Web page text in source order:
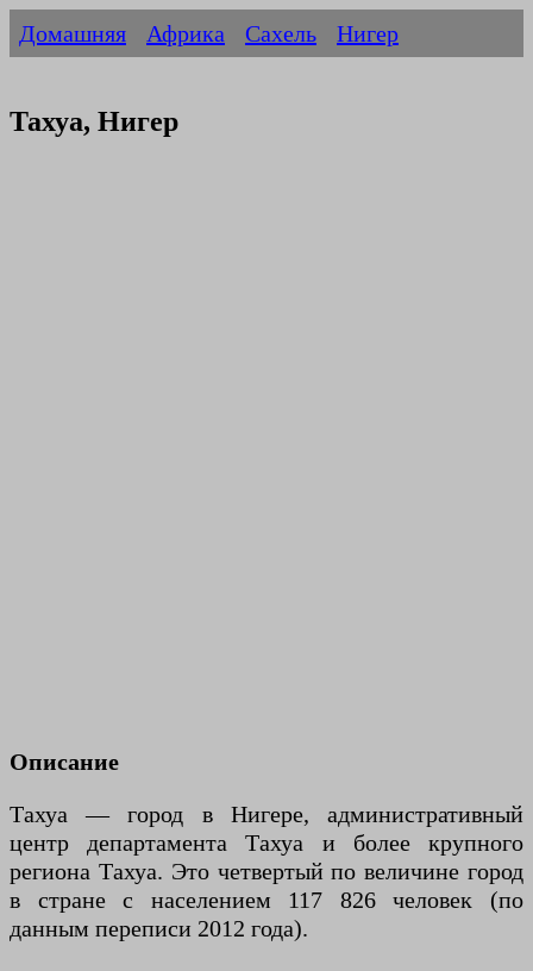
Домашняя Африка Сахель Нигер
Тахуа, Нигер
Описание
Тахуа — город в Нигере, административный
центр департамента Тахуа и более крупного
региона Тахуа. Это четвертый по величине город
в стране с населением 117 826 человек (по
данным переписи 2012 года).